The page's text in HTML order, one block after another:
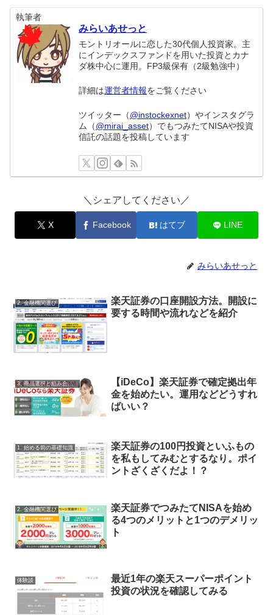
執筆者
みらいあせっと
モントリオールに恋した30代個人投資家。主
にインデックスファンドを用いた投資とカナ
ダ株中心に運用。FP3級保有（2級勉強中）
詳細は運営者情報をご覧ください
ツイッター（@instockexnet）やインスタグラ
ム（@mirai_asset）でもつみたてNISAや投資
信託の話題を投稿しています
＼シェアしてください／
X Facebook はてブ LINE
みらいあせっと
2. 金融機関選び
楽天証券の口座開設方法。開設に
要する時間や流れなどを紹介
3. 商品選択と組み合わせ
【iDeCo】楽天証券で確定拠出年
金を始めたい。運用などどうすれ
ばいい？
1. 始める前の基礎知識
楽天証券の100円投資といふもの
を私もしてみむとするなり。ポイ
ントざくざくだよ！？
2. 金融機関選び
楽天証券でつみたてNISAを始め
る4つのメリットと1つのデメリッ
ト
体験談
最近1年の楽天スーパーポイント
投資の状況を確認してみる